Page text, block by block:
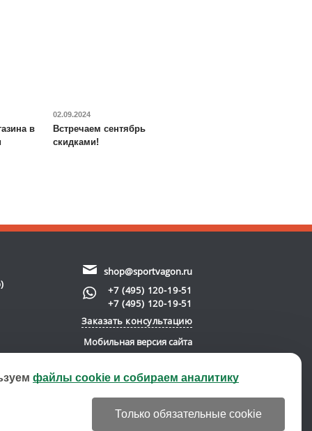
в
02.09.2024
Встречаем сентябрь
скидками!
shop@sportvagon.ru
+7 (495) 120-19-51
+7 (495) 120-19-51
Заказать консультацию
Мобильная версия сайта
© 2011-2026 SportVagon.ru
файлы cookie и собираем аналитику
Только обязательные cookie